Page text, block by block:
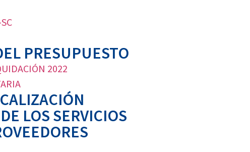
PRESUPUESTO
2022
LOS SERVICIOS